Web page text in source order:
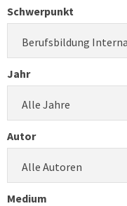
Schwerpunkt
Berufsbildung
Jahr
Alle Jahre
Autor
Alle Autoren
Medium